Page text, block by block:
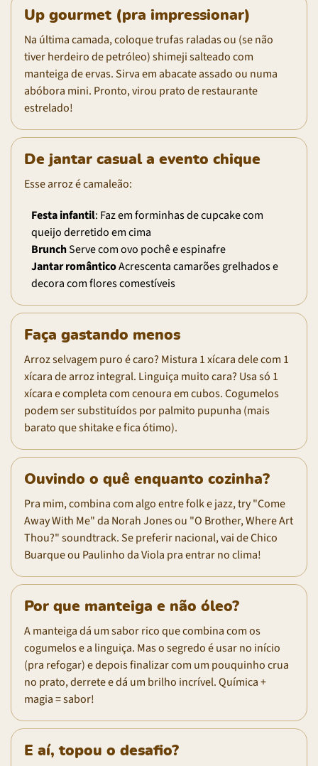
Up gourmet (pra impressionar)
Na última camada, coloque trufas raladas ou (se não
tiver herdeiro de petróleo) shimeji salteado com
manteiga de ervas. Sirva em abacate assado ou numa
abóbora mini. Pronto, virou prato de restaurante
estrelado!
De jantar casual a evento chique
Esse arroz é camaleão:
Festa infantil: Faz em forminhas de cupcake com
queijo derretido em cima
BrunchServe com ovo pochê e espinafre
Jantar românticoAcrescenta camarões grelhados e
decora com flores comestíveis
Faça gastando menos
Arroz selvagem puro é caro? Mistura 1 xícara dele com 1
xícara de arroz integral. Linguiça muito cara? Usa só 1
xícara e completa com cenoura em cubos. Cogumelos
podem ser substituídos por palmito pupunha (mais
barato que shitake e fica ótimo).
Ouvindo o quê enquanto cozinha?
Pra mim, combina com algo entre folk e jazz, try "Come
Away With Me" da Norah Jones ou "O Brother, Where Art
Thou?" soundtrack. Se preferir nacional, vai de Chico
Buarque ou Paulinho da Viola pra entrar no clima!
Por que manteiga e não óleo?
A manteiga dá um sabor rico que combina com os
cogumelos e a linguiça. Mas o segredo é usar no início
(pra refogar) e depois finalizar com um pouquinho crua
no prato, derrete e dá um brilho incrível. Química +
magia = sabor!
E aí, topou o desafio?